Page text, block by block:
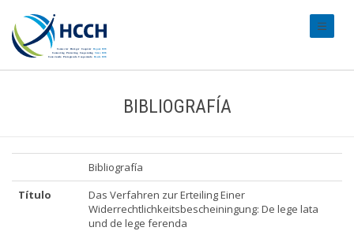
BIBLIOGRAFÍA
Bibliografía
Título
Das Verfahren zur Erteiling Einer
Widerrechtlichkeitsbescheiningung: De lege lata
und de lege ferenda